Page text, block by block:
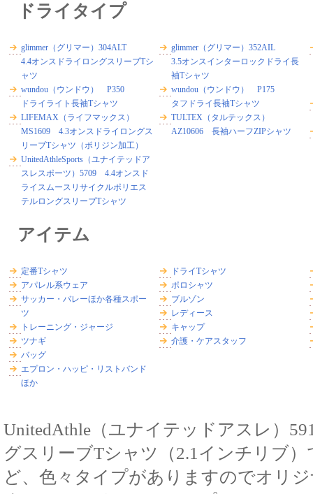
ドライタイプ
glimmer（グリマー）304ALT
4.4オンスドライロングスリーブTシ
ャツ
wundou（ウンドウ） P350
ドライライト長袖Tシャツ
LIFEMAX（ライフマックス）
MS1609 4.3オンスドライロングス
リーブTシャツ（ポリジン加工）
UnitedAthleSports（ユナイテッドア
スレスポーツ）5709 4.4オンスド
ライスムースリサイクルポリエス
テルロングスリーブTシャツ
glimmer（グリマー）352AIL
3.5オンスインターロックドライ長
袖Tシャツ
wundou（ウンドウ） P175
タフドライ長袖Tシャツ
TULTEX（タルテックス）
AZ10606 長袖ハーフZIPシャツ
アイテム
定番Tシャツ
アパレル系ウェア
サッカー・バレーほか各種スポー
ツ
トレーニング・ジャージ
ツナギ
バッグ
エプロン・ハッピ・リストバンド
ほか
ドライTシャツ
ポロシャツ
ブルゾン
レディース
キャップ
介護・ケアスタッフ
UnitedAthle（ユナイテッドアスレ）
グスリーブTシャツ（2.1インチリブ
ど、色々タイプがありますのでオリ